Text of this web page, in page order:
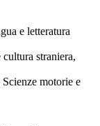
e letteratura
straniera,
motorie e